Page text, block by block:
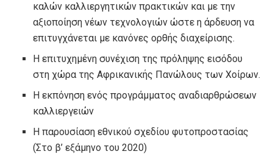
καλών καλλιεργητικών πρακτικών και με την
αξιοποίηση νέων τεχνολογιών ώστε η άρδευση να
επιτυγχάνεται με κανόνες ορθής διαχείρισης.
Η επιτυχημένη συνέχιση της πρόληψης εισόδου
στη χώρα της Αφρικανικής Πανώλους των Χοίρων.
Η εκπόνηση ενός προγράμματος αναδιαρθρώσεων
καλλιεργειών
Η παρουσίαση εθνικού σχεδίου φυτοπροστασίας
(Στο β’ εξάμηνο του 2020)